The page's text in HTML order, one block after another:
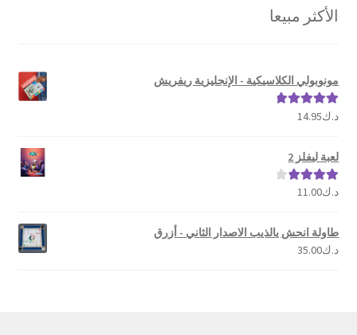
الأكثر مبيعا
مونوبولي الكلاسيكية - الإنجليزية ريفريش
تم التقييم
د.ك14.95
لعبة ليفلز 2
تم التقييم
د.ك11.00
طاولة انحش يالذيب الاصدار الثاني - أزرق
د.ك35.00